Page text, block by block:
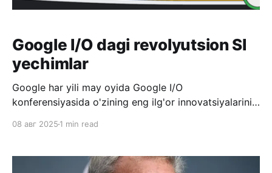
Google I/O dagi revolyutsion SI
yechimlar
Google har yili may oyida Google I/O
konferensiyasida o'zining eng ilg'or innovatsiyalarini
ko'rib olishingiz mumkin: https://www.
08 авг 2025 1 min read